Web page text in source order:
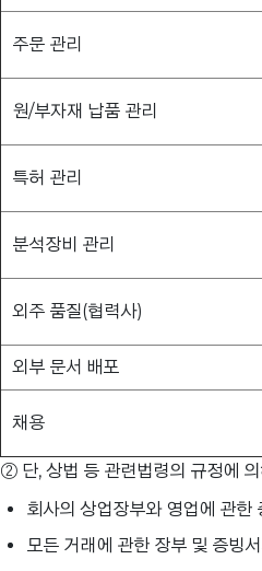
주문 관리
원/부자재 납품 관리
특허 관리
분석장비 관리
외주 품질(협력사)
외부 문서 배포
채용
② 단, 상법 등 관련법령의 규정에
회사의 상업장부와 영업에 관한
모든 거래에 관한 장부 및 증빙